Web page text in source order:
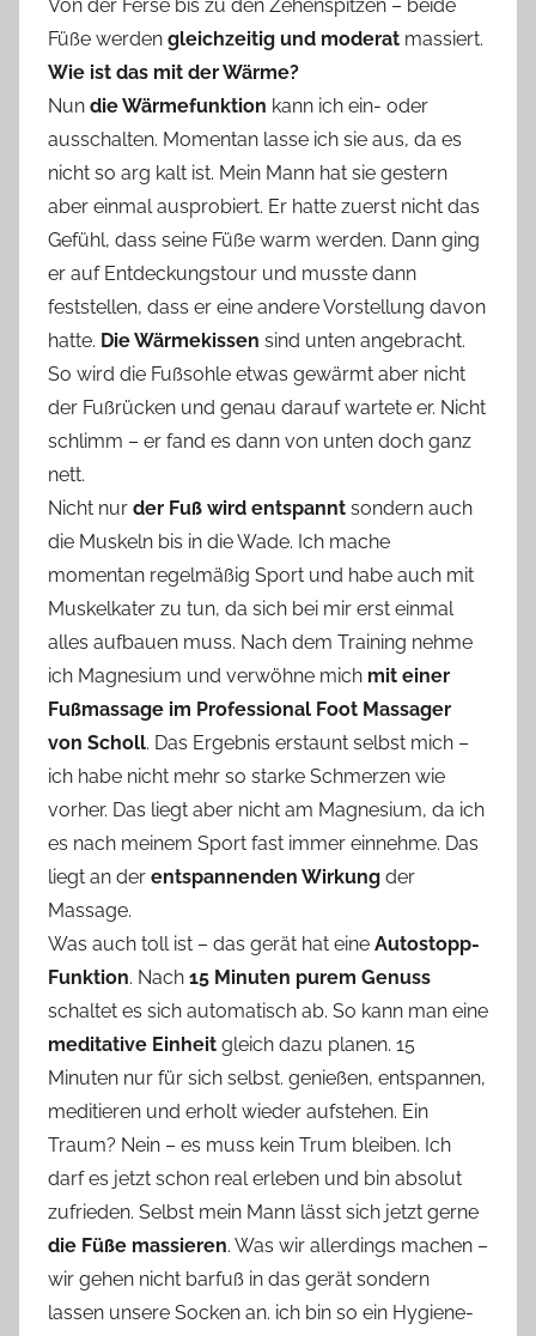
Von der Ferse bis zu den Zehenspitzen – beide
Füße werden gleichzeitig und moderat massiert.
Wie ist das mit der Wärme?
Nun die Wärmefunktion kann ich ein- oder
ausschalten. Momentan lasse ich sie aus, da es
nicht so arg kalt ist. Mein Mann hat sie gestern
aber einmal ausprobiert. Er hatte zuerst nicht das
Gefühl, dass seine Füße warm werden. Dann ging
er auf Entdeckungstour und musste dann
feststellen, dass er eine andere Vorstellung davon
hatte. Die Wärmekissen sind unten angebracht.
So wird die Fußsohle etwas gewärmt aber nicht
der Fußrücken und genau darauf wartete er. Nicht
schlimm – er fand es dann von unten doch ganz
nett.
Nicht nur der Fuß wird entspannt sondern auch
die Muskeln bis in die Wade. Ich mache
momentan regelmäßig Sport und habe auch mit
Muskelkater zu tun, da sich bei mir erst einmal
alles aufbauen muss. Nach dem Training nehme
ich Magnesium und verwöhne mich mit einer
Fußmassage im Professional Foot Massager
von Scholl. Das Ergebnis erstaunt selbst mich –
ich habe nicht mehr so starke Schmerzen wie
vorher. Das liegt aber nicht am Magnesium, da ich
es nach meinem Sport fast immer einnehme. Das
liegt an der entspannenden Wirkung der
Massage.
Was auch toll ist – das gerät hat eine Autostopp-
Funktion. Nach 15 Minuten purem Genuss
schaltet es sich automatisch ab. So kann man eine
meditative Einheit gleich dazu planen. 15
Minuten nur für sich selbst. genießen, entspannen,
meditieren und erholt wieder aufstehen. Ein
Traum? Nein – es muss kein Trum bleiben. Ich
darf es jetzt schon real erleben und bin absolut
zufrieden. Selbst mein Mann lässt sich jetzt gerne
die Füße massieren. Was wir allerdings machen –
wir gehen nicht barfuß in das gerät sondern
lassen unsere Socken an. ich bin so ein Hygiene-